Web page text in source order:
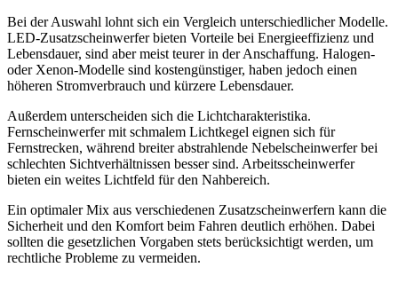
Bei der Auswahl lohnt sich ein Vergleich unterschiedlicher Modelle.
LED-Zusatzscheinwerfer bieten Vorteile bei Energieeffizienz und
Lebensdauer, sind aber meist teurer in der Anschaffung. Halogen-
oder Xenon-Modelle sind kostengünstiger, haben jedoch einen
höheren Stromverbrauch und kürzere Lebensdauer.
Außerdem unterscheiden sich die Lichtcharakteristika.
Fernscheinwerfer mit schmalem Lichtkegel eignen sich für
Fernstrecken, während breiter abstrahlende Nebelscheinwerfer bei
schlechten Sichtverhältnissen besser sind. Arbeitsscheinwerfer
bieten ein weites Lichtfeld für den Nahbereich.
Ein optimaler Mix aus verschiedenen Zusatzscheinwerfern kann die
Sicherheit und den Komfort beim Fahren deutlich erhöhen. Dabei
sollten die gesetzlichen Vorgaben stets berücksichtigt werden, um
rechtliche Probleme zu vermeiden.